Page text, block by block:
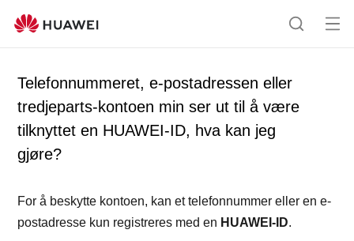
S
Åp
Telefonnummeret, e-postadressen eller
tredjeparts-kontoen min ser ut til å være
tilknyttet en HUAWEI-ID, hva kan jeg
gjøre?
For å beskytte kontoen, kan et telefonnummer eller en e-
postadresse kun registreres med en HUAWEI-ID.